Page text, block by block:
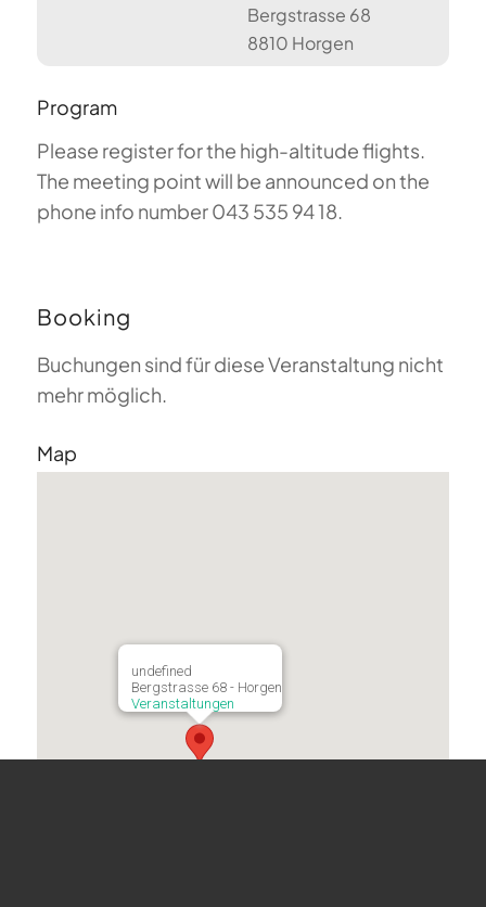
Bergstrasse 68
8810 Horgen
Program
Please register for the high-altitude flights.
The meeting point will be announced on the
phone info number 043 535 94 18.
Booking
Buchungen sind für diese Veranstaltung nicht
mehr möglich.
Map
undefined
Bergstrasse 68 - Horgen
Veranstaltungen